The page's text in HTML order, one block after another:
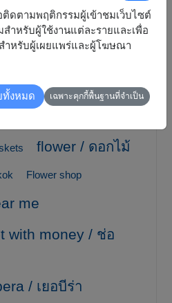
Flower Bouquets
Gifts
/ คาร์เนชั่น
flower / ดอกไม้
Flower shop
me
with money / ช่อ
/ เยอบีร่า
ดตามพฤติกรรมผู้เข้าชมเว็บไซต์
ำหรับผู้ใช้งานแต่ละรายและเพื่อ
ำหรับผู้เผยแพร่และผู้โฆษณา
ทั้งหมด เฉพาะคุกกี้พื้นฐานที่จำเป็น